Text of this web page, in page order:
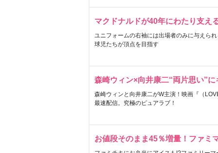
マクドナルドが40年にわたり支え
ユニフォームの右袖には出場者のみに与えら
球児たちが頂点を目指す
森崎ウィン×向井康二“両片思い”
森崎ウィンと向井康二がW主演！映画『（
最速配信。究極のピュアラブ！
お値段そのまま45％増量！ファミ